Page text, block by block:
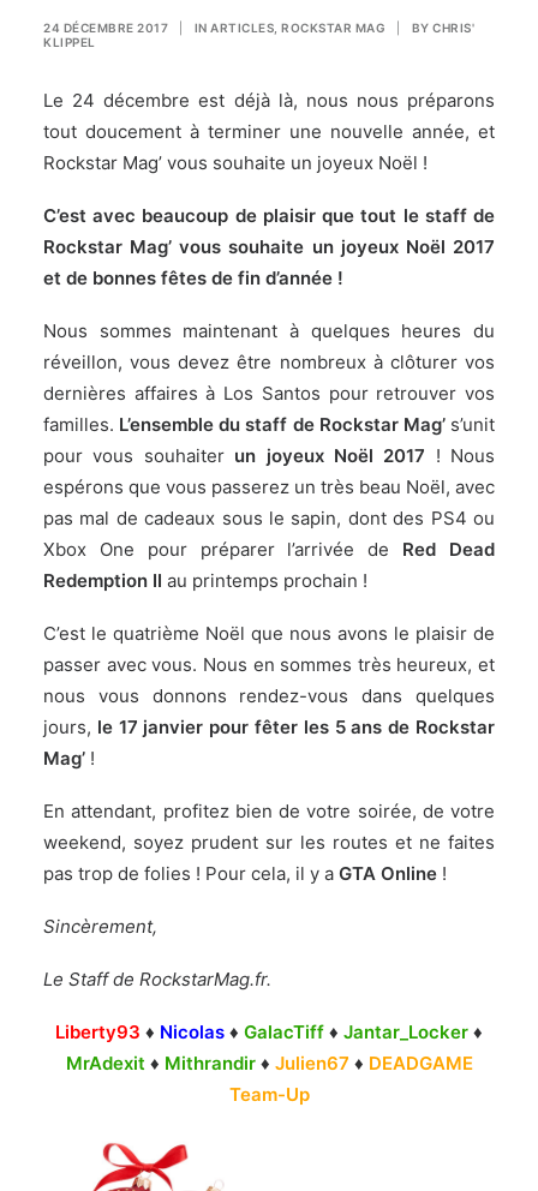
24 DÉCEMBRE 2017 IN ARTICLES ROCKSTAR MAG BY CHRIS'
KLIPPEL
Le 24 décembre est déjà là, nous nous préparons
tout doucement à terminer une nouvelle année, et
Rockstar Mag’ vous souhaite un joyeux Noël !
C’est avec beaucoup de plaisir que tout le staff de
Rockstar Mag’ vous souhaite un joyeux Noël 2017
et de bonnes fêtes de fin d’année !
Nous sommes maintenant à quelques heures du
réveillon, vous devez être nombreux à clôturer vos
dernières affaires à Los Santos pour retrouver vos
familles. L’ensemble du staff de Rockstar Mag’s’unit
pour vous souhaiter un joyeux Noël 2017 ! Nous
espérons que vous passerez un très beau Noël, avec
pas mal de cadeaux sous le sapin, dont des PS4 ou
Xbox One pour préparer l’arrivée de Red Dead
Redemption II au printemps prochain !
C’est le quatrième Noël que nous avons le plaisir de
passer avec vous. Nous en sommes très heureux, et
nous vous donnons rendez-vous dans quelques
jours, le 17 janvier pour fêter les 5 ans de Rockstar
Mag’ !
En attendant, profitez bien de votre soirée, de votre
weekend, soyez prudent sur les routes et ne faites
pas trop de folies ! Pour cela, il y a GTA Online !
Sincèrement,
Le Staff de RockstarMag.fr.
Liberty93 ♦ Nicolas ♦ GalacTiff ♦ Jantar_Locker ♦
MrAdexit ♦ Mithrandir♦ Julien67 ♦ DEADGAME
Team-Up